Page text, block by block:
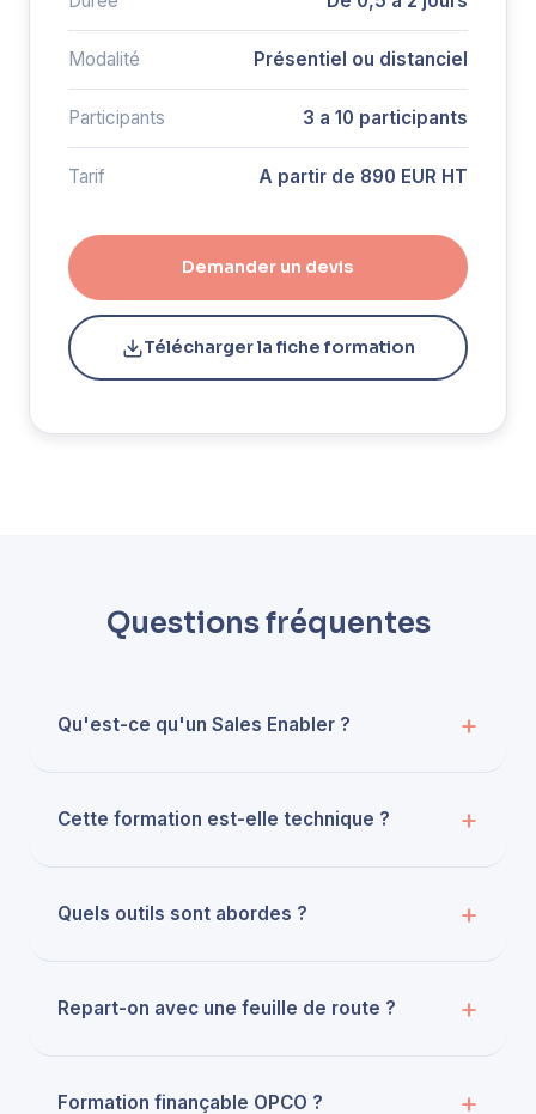
Modalité Présentiel ou distanciel
Participants 3 a 10 participants
Tarif A partir de 890 EUR HT
Demander un devis
Télécharger la fiche formation
Questions fréquentes
Qu'est-ce qu'un Sales Enabler ?
Cette formation est-elle technique ?
Quels outils sont abordes ?
Repart-on avec une feuille de route ?
Formation finançable OPCO ?